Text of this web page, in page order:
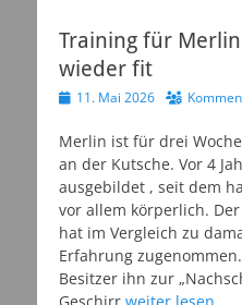
Training für
wieder fit
Veröffentlicht
11. Mai 2026
Merlin ist für drei
an der Kutsche. Vor 4
ausgebildet , seit dem
vor allem körperlich.
hat im Vergleich zu
Erfahrung
Besitzer ihn zur
Geschirr weiter lesen …